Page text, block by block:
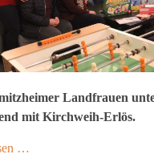
Landfrauen
mit Kirchweih-Erlös.
…